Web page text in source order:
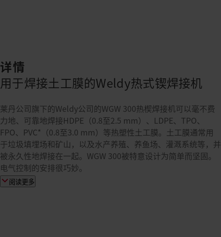
详情
用于焊接土工膜的Weldy热式锲焊接机
莱丹公司旗下的Weldy公司的WGW 300热楔焊接机可以毫不费
力地、可靠地焊接HDPE（0.8至2.5 mm）、LDPE、TPO、
FPO、PVC*（0.8至3.0 mm）等热塑性土工膜。土工膜通常用
于垃圾填埋场和矿山，以及水产养殖、养鱼场、灌溉系统等，并
被永久性地焊接在一起。WGW 300被特意设计为简单而坚固。
电气控制的安排很巧妙。
阅读更多